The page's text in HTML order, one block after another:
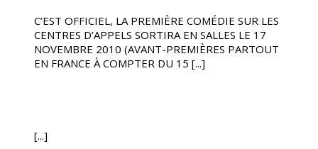
C’EST OFFICIEL, LA PREMIÈRE COMÉDIE SUR LES
CENTRES D’APPELS SORTIRA EN SALLES LE 17
NOVEMBRE 2010 (AVANT-PREMIÈRES PARTOUT
EN FRANCE À COMPTER DU 15 [...]
[...]